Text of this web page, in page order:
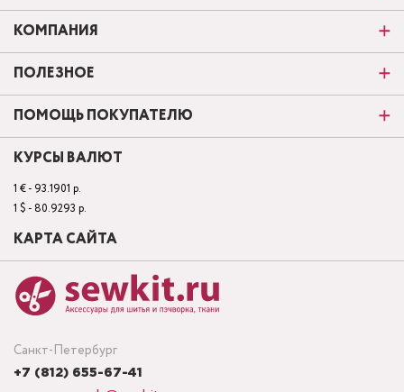
Санкт-Петербург
+7 (812) 655-67-41
КОМПАНИЯ
ПОЛЕЗНОЕ
ПОМОЩЬ ПОКУПАТЕЛЮ
КУРСЫ ВАЛЮТ
1 € - 93.1901 р.
1 $ - 80.9293 р.
КАРТА САЙТА